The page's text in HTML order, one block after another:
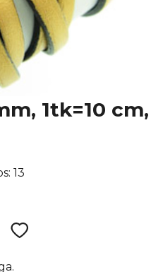
1tk=10 cm,
13